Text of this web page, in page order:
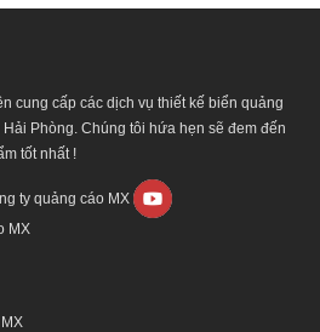
cung cấp các dịch vụ thiết kế biển quảng
Phòng. Chúng tôi hứa hẹn sẽ đem đến
tốt nhất !